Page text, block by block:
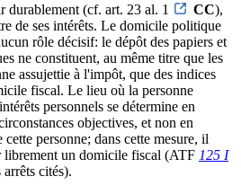
durablement (cf. art. 23 al. 1
CC),
de ses intérêts. Le domicile politique
rôle décisif: le dépôt des papiers et
ne constituent, au même titre que les
assujettie à l'impôt, que des indices
fiscal. Le lieu où la personne
personnels se détermine en
objectives, et non en
personne; dans cette mesure, il
librement un domicile fiscal (ATF 125 I
cités).